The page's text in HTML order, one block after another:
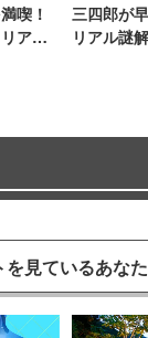
喫！
ア
三四郎が
リアル謎
を見ているあな